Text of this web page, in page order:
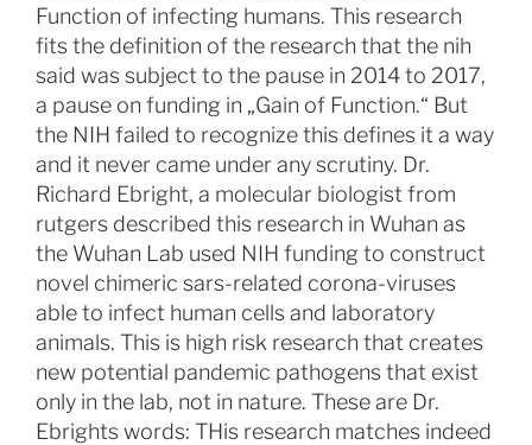
Function of infecting humans. This research
fits the definition of the research that the nih
said was subject to the pause in 2014 to 2017,
a pause on funding in „Gain of Function.“ But
the NIH failed to recognize this defines it a way
and it never came under any scrutiny. Dr.
Richard Ebright, a molecular biologist from
rutgers described this research in Wuhan as
the Wuhan Lab used NIH funding to construct
novel chimeric sars-related corona-viruses
able to infect human cells and laboratory
animals. This is high risk research that creates
new potential pandemic pathogens that exist
only in the lab, not in nature. These are Dr.
Ebrights words: THis research matches indeed